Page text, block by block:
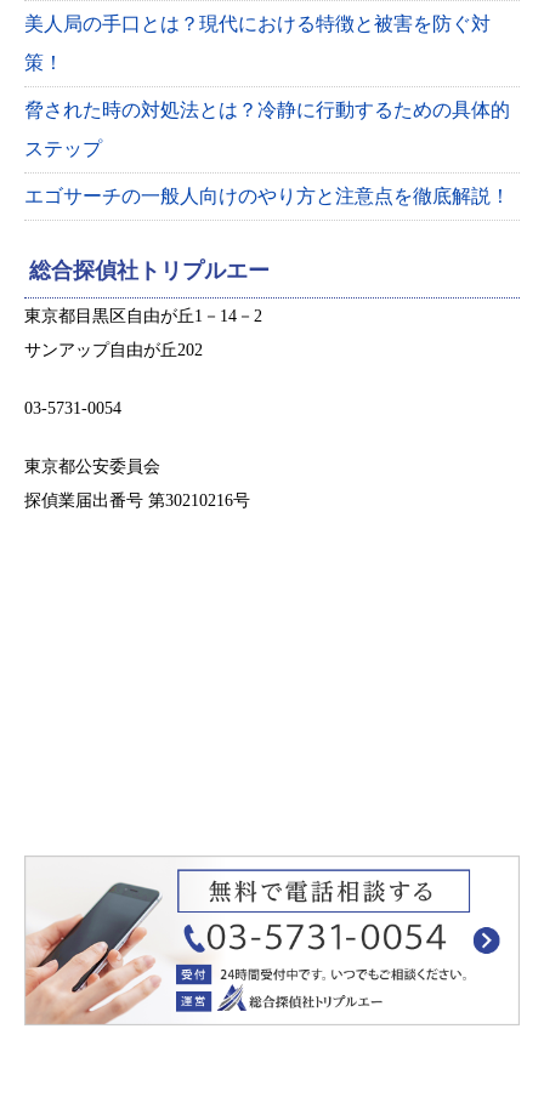
美人局の手口とは？現代における特徴と被害を防ぐ対
策！
脅された時の対処法とは？冷静に行動するための具体的
ステップ
エゴサーチの一般人向けのやり方と注意点を徹底解説！
総合探偵社トリプルエー
東京都目黒区自由が丘1－14－2
サンアップ自由が丘202
03-5731-0054
東京都公安委員会
探偵業届出番号 第30210216号